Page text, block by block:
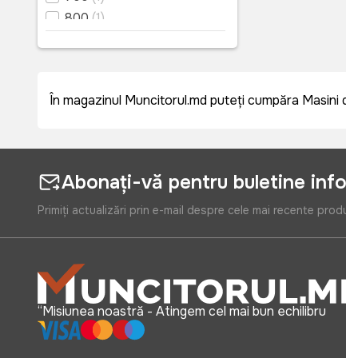
800 (1)
În magazinul Muncitorul.md puteți cumpăra
Abonați-vă pentru buletine
Primiți actualizări prin e-mail despre cele mai recente
“Misiunea noastră - Atingem cel mai bun echilibru